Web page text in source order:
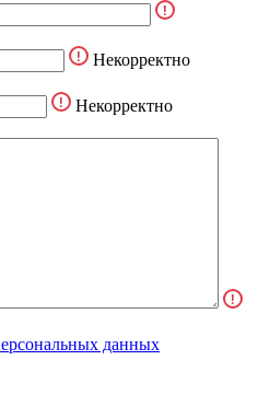
Некорректно
Некорректно
данных